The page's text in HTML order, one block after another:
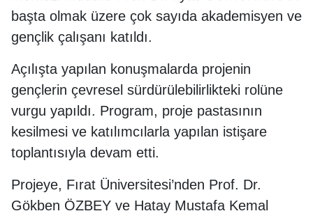
başta olmak üzere çok sayıda akademisyen ve
gençlik çalışanı katıldı.
Açılışta yapılan konuşmalarda projenin
gençlerin çevresel sürdürülebilirlikteki rolüne
vurgu yapıldı. Program, proje pastasının
kesilmesi ve katılımcılarla yapılan istişare
toplantısıyla devam etti.
Projeye, Fırat Üniversitesi’nden Prof. Dr.
Gökben ÖZBEY ve Hatay Mustafa Kemal